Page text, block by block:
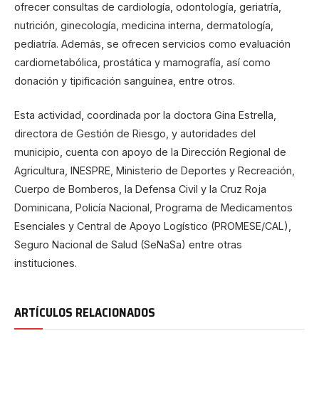
ofrecer consultas de cardiología, odontología, geriatría,
nutrición, ginecología, medicina interna, dermatología,
pediatría. Además, se ofrecen servicios como evaluación
cardiometabólica, prostática y mamografía, así como
donación y tipificación sanguínea, entre otros.
Esta actividad, coordinada por la doctora Gina Estrella,
directora de Gestión de Riesgo, y autoridades del
municipio, cuenta con apoyo de la Dirección Regional de
Agricultura, INESPRE, Ministerio de Deportes y Recreación,
Cuerpo de Bomberos, la Defensa Civil y la Cruz Roja
Dominicana, Policía Nacional, Programa de Medicamentos
Esenciales y Central de Apoyo Logístico (PROMESE/CAL),
Seguro Nacional de Salud (SeNaSa) entre otras
instituciones.
ARTÍCULOS RELACIONADOS